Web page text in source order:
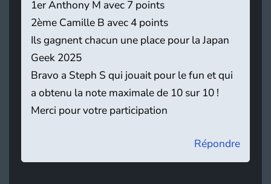
1er Anthony M avec 7 points
2ème Camille B avec 4 points
Ils gagnent chacun une place pour la Japan
Geek 2025
Bravo a Steph S qui jouait pour le fun et qui
a obtenu la note maximale de 10 sur 10 !
Merci pour votre participation
Répondre